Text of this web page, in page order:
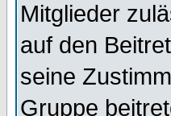
Mitglieder
auf den
seine
Gruppe